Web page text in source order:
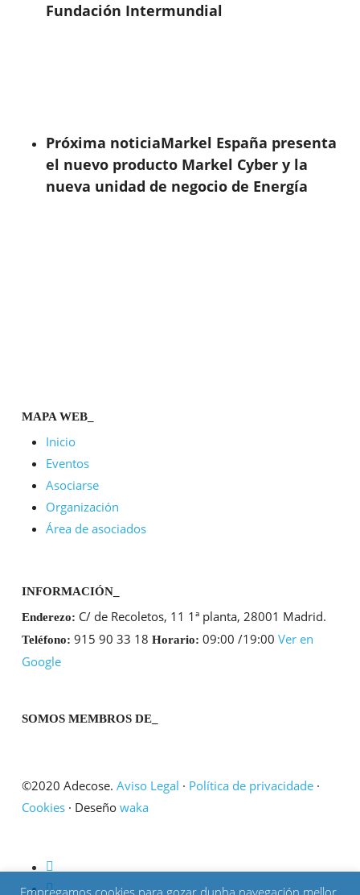
Fundación Intermundial
Próxima noticiaMarkel España presenta
el nuevo producto Markel Cyber y la
nueva unidad de negocio de Energía
MAPA WEB_
Inicio
Eventos
Asociarse
Organización
Área de asociados
INFORMACIÓN_
Enderezo: C/ de Recoletos, 11 1ª planta, 28001 Madrid.
Teléfono: 915 90 33 18 Horario: 09:00 /19:00 Ver en
Google
SOMOS MEMBROS DE_
©2020 Adecose. Aviso Legal · Política de privacidade·
Cookies· Deseño waka
twitter
linkedin
Empregamos cookies para gozar dunha navegación mellor.